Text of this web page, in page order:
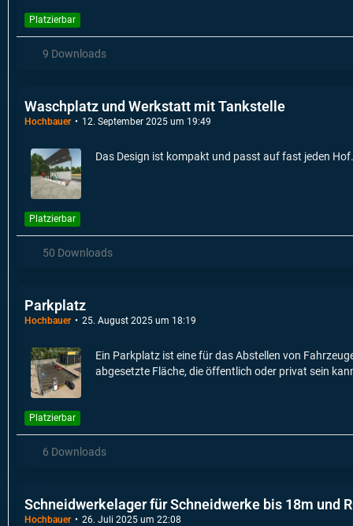
Platzierbar
9 Downloads
Waschplatz und Werkstatt mit Tankstelle
Hochbauer 12. September 2025 um 19:49
Das Design ist kompakt und passt auf fast jeden Hof.
Platzierbar
50 Downloads
Parkplatz
Hochbauer 25. August 2025 um 18:19
Ein Parkplatz ist eine für das Abstellen von
abgesetzte Fläche, die öffentlich oder privat sein
Platzierbar
6 Downloads
Schneidwerkelager für Schneidwerke bis 18m und
Hochbauer 26. Juli 2025 um 22:08